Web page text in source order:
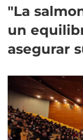
"La
un
asegurar